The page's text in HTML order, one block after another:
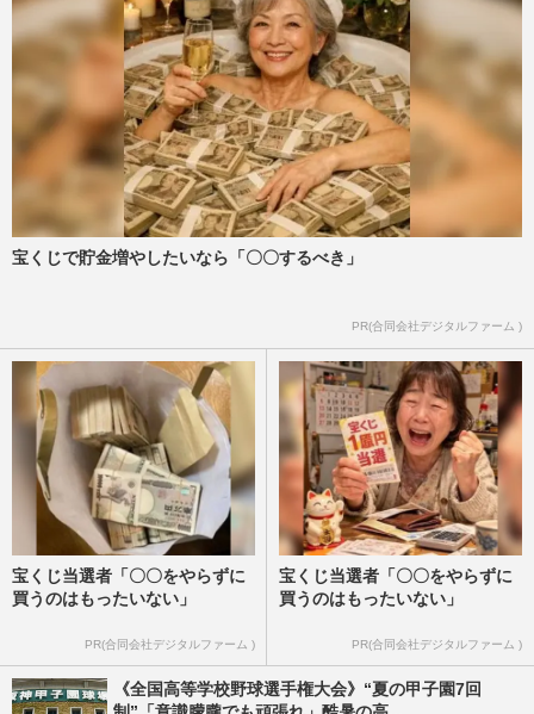
宝くじで貯金増やしたいなら「〇〇するべき」
PR(合同会社デジタルファーム )
宝くじ当選者「〇〇をやらずに
買うのはもったいない」
PR(合同会社デジタルファーム )
宝くじ当選者「〇〇をやらずに
買うのはもったいない」
PR(合同会社デジタルファーム )
《全国高等学校野球選手権大会》“夏の甲子園7回